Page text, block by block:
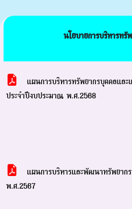
นโยบายการบริหารทรั
แผนการบริหารทรัพยากรบุคคลแล
ประจำปีงบประมาณ พ.ศ.2568
แผนการบริหารและพัฒนาทรัพยา
พ.ศ.2567